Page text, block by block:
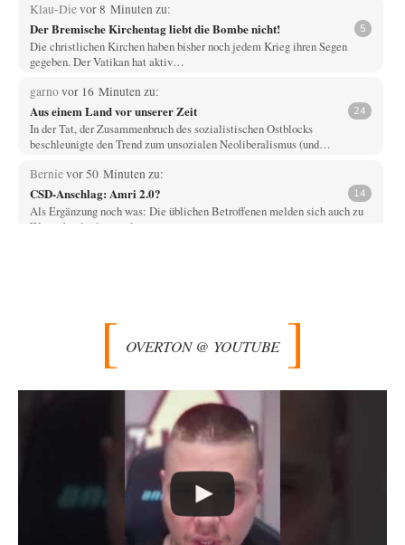
Klau-Dievor 8 Minuten zu:
Der Bremische Kirchentag liebt die Bombe nicht! 5
Die christlichen Kirchen haben bisher noch jedem Krieg ihren Segen
gegeben. Der Vatikan hat aktiv…
garnovor 16 Minuten zu:
Aus einem Land vor unserer Zeit 24
In der Tat, der Zusammenbruch des sozialistischen Ostblocks
beschleunigte den Trend zum unsozialen Neoliberalismus (und…
Bernievor 50 Minuten zu:
CSD-Anschlag: Amri 2.0? 14
Als Ergänzung noch was: Die üblichen Betroffenen melden sich auch zu
Wort, aber leider werden…
vor 2 Stunden zu:
Statt Dunkelflaute eher Hitze-Blackout wegen
Kühlwassermangel für Atomkraft
Würden PV-Anlagen zu Marktbedingungen betrieben, würden sie sich
beim derzeitigen Ausbaustand kaum lohnen. Ob sich…
Theo Noestonto vor 3 Stunden zu:
Die Macht der KI-Besitzer
@DIRTY OPERATING SYSTEM Ihre Argumentation teile ich, soweit
wir uns auf den aktuellen Moment beziehen.…
vor 4 Stunden zu:
OVERTON @ YOUTUBE